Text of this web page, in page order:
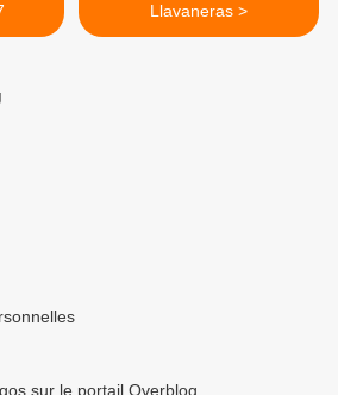
Llavaneras >
sur le portail Overblog